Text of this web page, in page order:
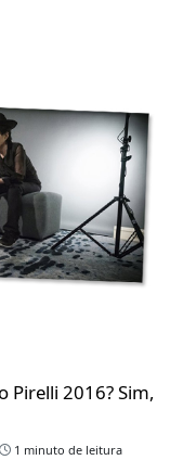
Pirelli 2016? Sim,
1 minuto de leitura